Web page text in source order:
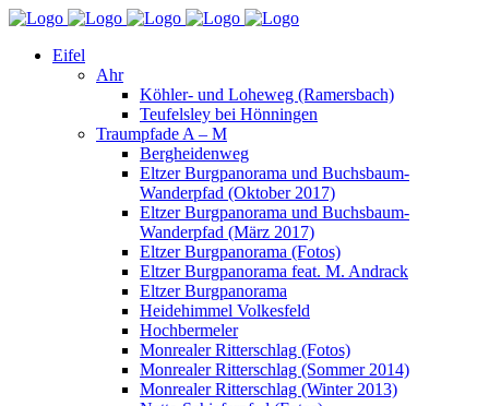
Eifel
Ahr
Köhler- und Loheweg (Ramersbach)
Teufelsley bei Hönningen
Traumpfade A – M
Bergheidenweg
Eltzer Burgpanorama und Buchsbaum-
Wanderpfad (Oktober 2017)
Eltzer Burgpanorama und Buchsbaum-
Wanderpfad (März 2017)
Eltzer Burgpanorama (Fotos)
Eltzer Burgpanorama feat. M. Andrack
Eltzer Burgpanorama
Heidehimmel Volkesfeld
Hochbermeler
Monrealer Ritterschlag (Fotos)
Monrealer Ritterschlag (Sommer 2014)
Monrealer Ritterschlag (Winter 2013)